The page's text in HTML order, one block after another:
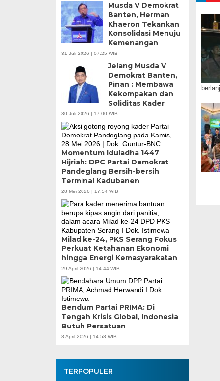
Musda V Demokrat
Banten, Herman
Khaeron Tekankan
Konsolidasi Menuju
Kemenangan
31 Juli 2026 | 07:25 WIB
Jelang Musda V
Demokrat Banten,
Pinan : Membawa
Kekompakan dan
Soliditas Kader
30 Juli 2026 | 17:00 WIB
Momentum Iduladha 1447
Hijriah: DPC Partai Demokrat
Pandeglang Bersih-bersih
Terminal Kadubanen
28 Mei 2026 | 17:54 WIB
Milad ke-24, PKS Serang Fokus
Perkuat Ketahanan Ekonomi
hingga Energi Kemasyarakatan
29 April 2026 | 14:44 WIB
Bendum Partai PRIMA: Di
Tengah Krisis Global, Indonesia
Butuh Persatuan
8 April 2026 | 14:58 WIB
TERPOPULER
Banten Butuh
Teknokratif